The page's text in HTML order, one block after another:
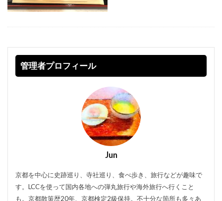
管理者プロフィール
Jun
京都を中心に史跡巡り、寺社巡り、食べ歩き、旅行などが趣味で
す。LCCを使って国内各地への弾丸旅行や海外旅行へ行くこと
も。京都散策歴20年、京都検定2級保持。不十分な箇所も多々あ